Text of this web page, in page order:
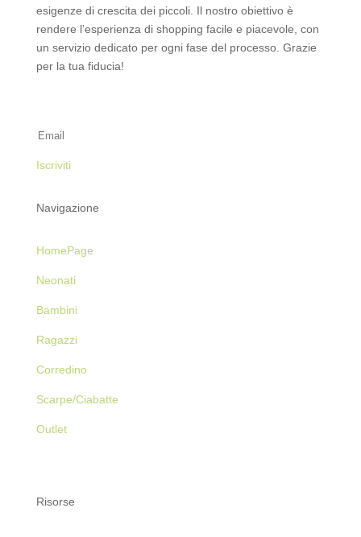
esigenze di crescita dei piccoli. Il nostro obiettivo è
rendere l’esperienza di shopping facile e piacevole, con
un servizio dedicato per ogni fase del processo. Grazie
per la tua fiducia!
Iscriviti
Navigazione
HomePage
Neonati
Bambini
Ragazzi
Corredino
Scarpe/Ciabatte
Outlet
Risorse